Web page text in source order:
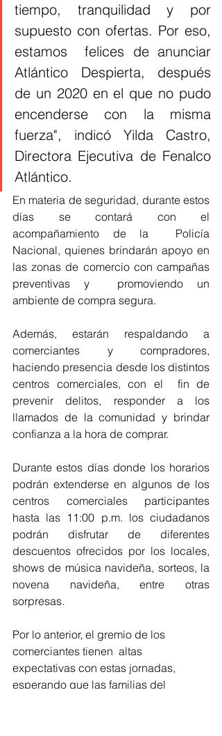
tiempo, tranquilidad y por
supuesto con ofertas. Por eso,
estamos  felices de anunciar
Atlántico Despierta, después
de un 2020 en el que no pudo
encenderse con la misma
fuerza", indicó Yilda Castro,
Directora Ejecutiva de Fenalco
Atlántico.
En materia de seguridad, durante estos
días se contará con el
acompañamiento de la  Policía
Nacional, quienes brindarán apoyo en
las zonas de comercio con campañas
preventivas y  promoviendo un
ambiente de compra segura.
Además, estarán respaldando a
comerciantes y compradores,
haciendo presencia desde los distintos
centros comerciales, con el  fin de
prevenir delitos, responder a los
llamados de la comunidad y brindar
confianza a la hora de comprar.
Durante estos días donde los horarios
podrán extenderse en algunos de los
centros comerciales participantes
hasta las 11:00 p.m. los ciudadanos
podrán disfrutar de diferentes
descuentos ofrecidos por los locales,
shows de música navideña, sorteos, la
novena navideña, entre otras
sorpresas.
Por lo anterior, el gremio de los
comerciantes tienen  altas
expectativas con estas jornadas,
esperando que las familias del